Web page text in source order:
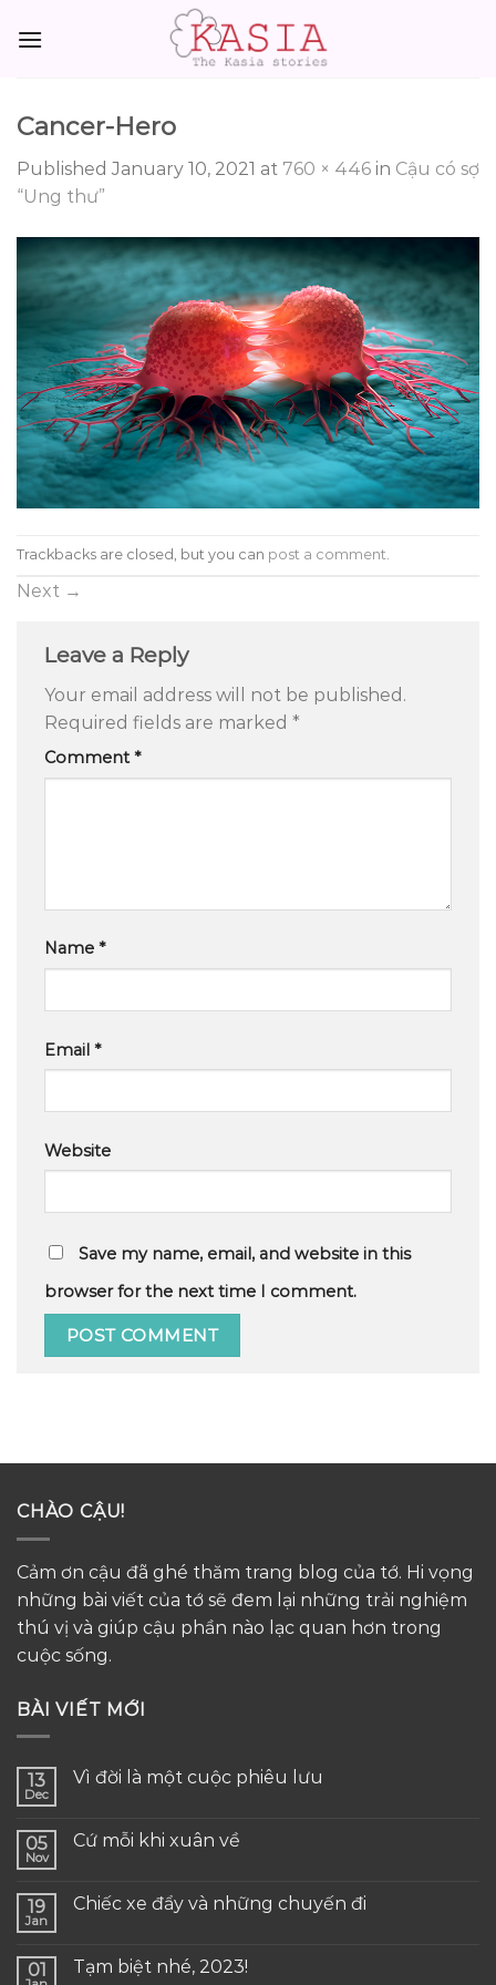
Cancer-Hero
Published January 10, 2021 at 760 × 446 in Cậu có sợ
“Ung thư”
Trackbacks are closed, but you can post a comment
Next →
Leave a Reply
Your email address will not be published.
Required fields are marked *
Comment*
Name *
Email *
Website
Save my name, email, and website in this
browser for the next time I comment.
CHÀO CẬU!
Cảm ơn cậu đã ghé thăm trang blog của tớ. Hi vọng
những bài viết của tớ sẽ đem lại những trải nghiệm
thú vị và giúp cậu phần nào lạc quan hơn trong
cuộc sống.
BÀI VIẾT MỚI
13
Dec
Vì đời là một cuộc phiêu lưu
05
Nov
Cứ mỗi khi xuân về
19
Jan
Chiếc xe đẩy và những chuyến đi
01 Tạm biệt nhé, 2023!